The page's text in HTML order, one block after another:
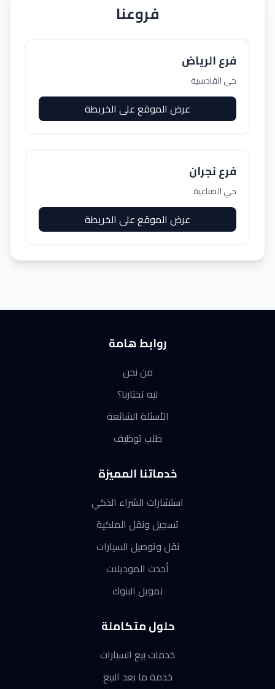
فروعنا
فرع الرياض
حي القادسية
عرض الموقع على الخريطة
فرع نجران
حي الصناعية
عرض الموقع على الخريطة
روابط هامة
من نحن
ليه تختارنا؟
الأسئلة الشائعة
طلب توظيف
خدماتنا المميزة
استشارات الشراء الذكي
تسجيل ونقل الملكية
نقل وتوصيل السيارات
أحدث الموديلات
تمويل البنوك
حلول متكاملة
خدمات بيع السيارات
خدمة ما بعد البيع